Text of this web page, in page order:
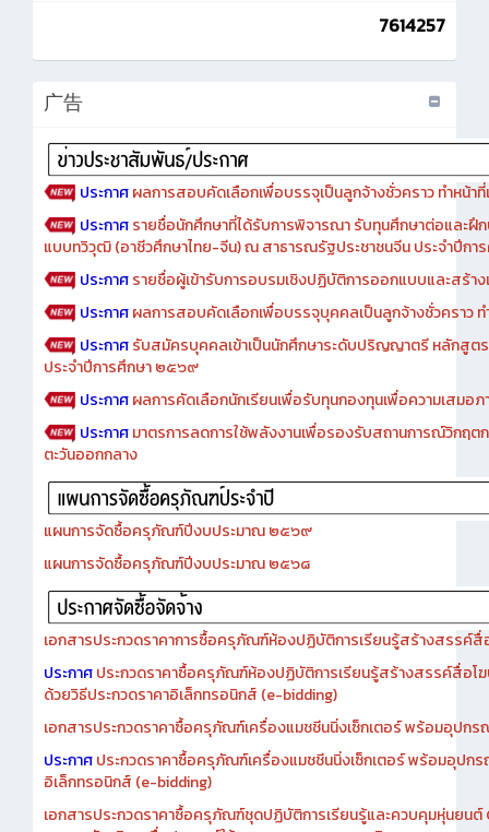
7614257
ประกาศผลการสอบคัดเลือกเพื่อบรรจุเป็นลูกจ้างชั่วคราว ทำหน้าที่
ประกาศ รายชื่อนักศึกษาที่ได้รับการพิจารณา รับทุนศึกษาต่อและฝึ
แบบทวิวุฒิ (อาชีวศึกษาไทย-จีน) ณ สาธารณรัฐประชาชนจีน ประจำปีก
ประกาศรายชื่อผู้เข้ารับการอบรมเชิงปฏิบัติการออกแบบและสร้า
ประกาศผลการสอบคัดเลือกเพื่อบรรจุบุคคลเป็นลูกจ้างชั่วคราว ท
ประกาศรับสมัครบุคคลเข้าเป็นนักศึกษาระดับปริญญาตรี หลักสูต
ประจำปีการศึกษา ๒๕๖๙
ประกาศผลการคัดเลือกนักเรียนเพื่อรับทุนกองทุนเพื่อความเสมอ
ประกาศมาตรการลดการใช้พลังงานเพื่อรองรับสถานการณ์วิกฤ
ตะวันออกกลาง
แผนการจัดซื้อครุภัณฑ์ปีงบประมาณ ๒๕๖๙
แผนการจัดซื้อครุภัณฑ์ปีงบประมาณ ๒๕๖๘
เอกสารประกวดราคาการซื้อครุภัณฑ์ห้องปฏิบัติการเรียนรู้สร้างสรรค์
ประกาศ ประกวดราคาซื้อครุภัณฑ์ห้องปฏิบัติการเรียนรู้สร้างสรรค์สื่อโ
ด้วยวิธีประกวดราคาอิเล็กทรอนิกส์ (e-bidding)
เอกสารประกวดราคาซื้อครุภัณฑ์เครื่องแมชชีนนิ่งเซ็กเตอร์ พร้อมอุปก
ประกาศประกวดราคาซื้อครุภัณฑ์เครื่องแมชชีนนิ่งเซ็กเตอร์ พร้อมอุปก
อิเล็กทรอนิกส์ (e-bidding)